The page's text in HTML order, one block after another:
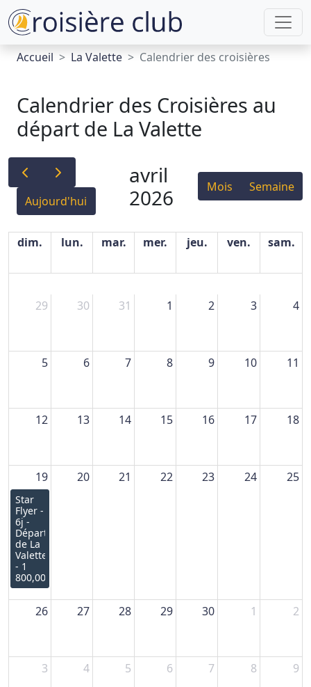
Accueil La Valette Calendrier des croisières
Calendrier des Croisières au
départ de La Valette
Aujourd'hui
avril
2026
Mois Semaine
dim. lun. mar. mer. jeu. ven. sam.
29 30 31 1 2 3 4
5 6 7 8 9 10 11
12 13 14 15 16 17 18
19
Star
Flyer -
6j -
Départ
de La
Valette
- 1
800,00€
20 21 22 23 24 25
26 27 28 29 30 1 2
3 4 5 6 7 8 9